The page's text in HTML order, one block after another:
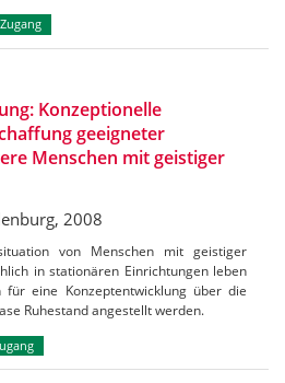
Zugang
Konzeptionelle
geeigneter
Menschen mit geistiger
2008
von Menschen mit geistiger
in stationären Einrichtungen leben
eine Konzeptentwicklung über die
Ruhestand angestellt werden.